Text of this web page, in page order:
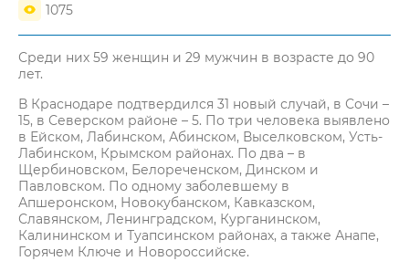
1075
Среди них 59 женщин и 29 мужчин в возрасте до 90
лет.
В Краснодаре подтвердился 31 новый случай, в Сочи –
15, в Северском районе – 5. По три человека выявлено
в Ейском, Лабинском, Абинском, Выселковском, Усть-
Лабинском, Крымском районах. По два – в
Щербиновском, Белореченском, Динском и
Павловском. По одному заболевшему в
Апшеронском, Новокубанском, Кавказском,
Славянском, Ленинградском, Курганинском,
Калининском и Туапсинском районах, а также Анапе,
Горячем Ключе и Новороссийске.